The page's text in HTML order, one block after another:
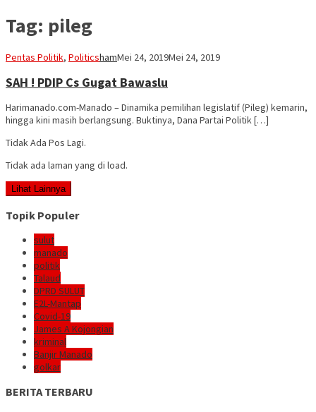
Tag: pileg
Pentas Politik, PoliticshamMei 24, 2019Mei 24, 2019
SAH ! PDIP Cs Gugat Bawaslu
Harimanado.com-Manado – Dinamika pemilihan legislatif (Pileg) kemarin,
hingga kini masih berlangsung. Buktinya, Dana Partai Politik […]
Tidak Ada Pos Lagi.
Tidak ada laman yang di load.
Lihat Lainnya
Topik Populer
sulut
manado
politik
Talaud
DPRD SULUT
E2L-Mantap
Covid-19
James A Kojongian
kriminal
Banjir Manado
golkar
BERITA TERBARU